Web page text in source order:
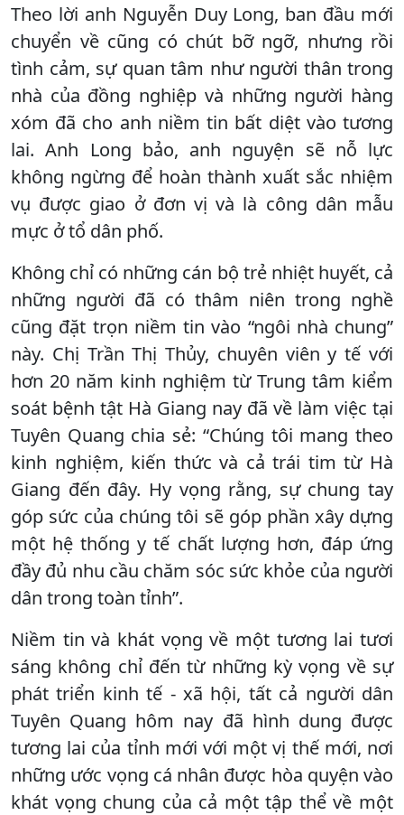
Theo lời anh Nguyễn Duy Long, ban đầu mới
chuyển về cũng có chút bỡ ngỡ, nhưng rồi
tình cảm, sự quan tâm như người thân trong
nhà của đồng nghiệp và những người hàng
xóm đã cho anh niềm tin bất diệt vào tương
lai. Anh Long bảo, anh nguyện sẽ nỗ lực
không ngừng để hoàn thành xuất sắc nhiệm
vụ được giao ở đơn vị và là công dân mẫu
mực ở tổ dân phố.
Không chỉ có những cán bộ trẻ nhiệt huyết, cả
những người đã có thâm niên trong nghề
cũng đặt trọn niềm tin vào “ngôi nhà chung”
này. Chị Trần Thị Thủy, chuyên viên y tế với
hơn 20 năm kinh nghiệm từ Trung tâm kiểm
soát bệnh tật Hà Giang nay đã về làm việc tại
Tuyên Quang chia sẻ: “Chúng tôi mang theo
kinh nghiệm, kiến thức và cả trái tim từ Hà
Giang đến đây. Hy vọng rằng, sự chung tay
góp sức của chúng tôi sẽ góp phần xây dựng
một hệ thống y tế chất lượng hơn, đáp ứng
đầy đủ nhu cầu chăm sóc sức khỏe của người
dân trong toàn tỉnh”.
Niềm tin và khát vọng về một tương lai tươi
sáng không chỉ đến từ những kỳ vọng về sự
phát triển kinh tế - xã hội, tất cả người dân
Tuyên Quang hôm nay đã hình dung được
tương lai của tỉnh mới với một vị thế mới, nơi
những ước vọng cá nhân được hòa quyện vào
khát vọng chung của cả một tập thể về một